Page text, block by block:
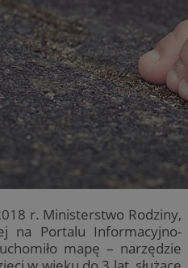
r. Ministerstwo Rodziny,
na Portalu Informacyjno-
mapę – narzędzie